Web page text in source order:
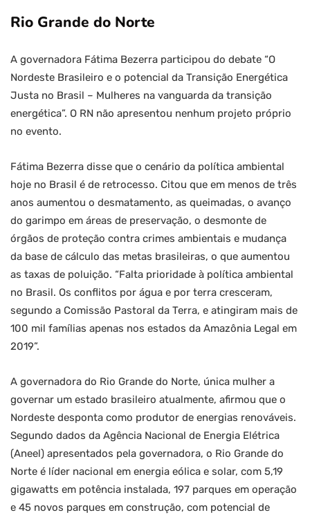
Rio Grande do Norte
A governadora Fátima Bezerra participou do debate “O
Nordeste Brasileiro e o potencial da Transição Energética
Justa no Brasil – Mulheres na vanguarda da transição
energética”. O RN não apresentou nenhum projeto próprio
no evento.
Fátima Bezerra disse que o cenário da política ambiental
hoje no Brasil é de retrocesso. Citou que em menos de três
anos aumentou o desmatamento, as queimadas, o avanço
do garimpo em áreas de preservação, o desmonte de
órgãos de proteção contra crimes ambientais e mudança
da base de cálculo das metas brasileiras, o que aumentou
as taxas de poluição. “Falta prioridade à política ambiental
no Brasil. Os conflitos por água e por terra cresceram,
segundo a Comissão Pastoral da Terra, e atingiram mais de
100 mil famílias apenas nos estados da Amazônia Legal em
2019”.
A governadora do Rio Grande do Norte, única mulher a
governar um estado brasileiro atualmente, afirmou que o
Nordeste desponta como produtor de energias renováveis.
Segundo dados da Agência Nacional de Energia Elétrica
(Aneel) apresentados pela governadora, o Rio Grande do
Norte é líder nacional em energia eólica e solar, com 5,19
gigawatts em potência instalada, 197 parques em operação
e 45 novos parques em construção, com potencial de